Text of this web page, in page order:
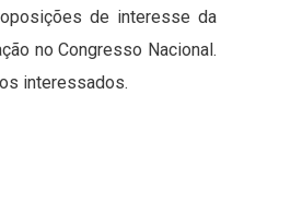
de interesse da
no Congresso Nacional.
interessados.